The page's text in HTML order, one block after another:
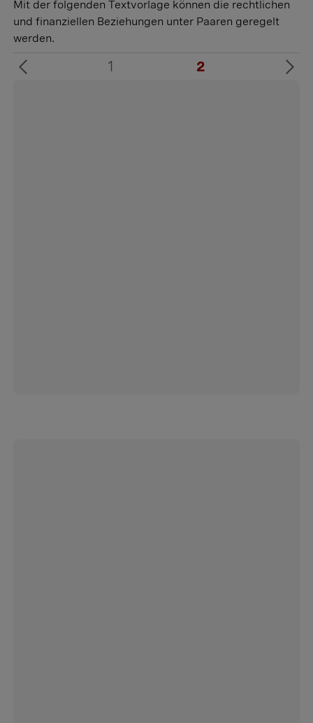
Mit der folgenden Textvorlage können die rechtlichen
und finanziellen Beziehungen unter Paaren geregelt
werden.
1 2